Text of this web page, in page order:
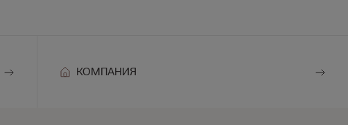
КОМПАНИЯ